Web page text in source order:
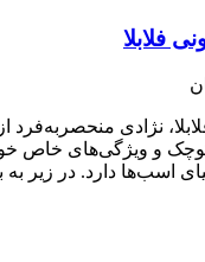
فلابلا
نژادی
و ویژگی‌های خاص
اسب‌ها دارد. در زیر